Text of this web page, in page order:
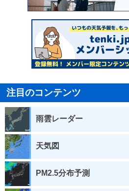
注目のコンテンツ
雨雲レーダー
天気図
PM2.5分布予測